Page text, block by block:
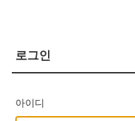
로그인
아이디